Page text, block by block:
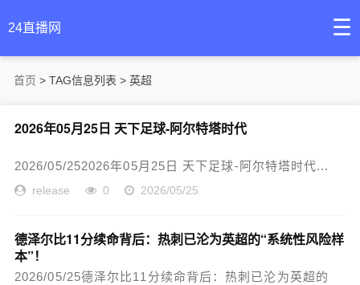
24直播网 ☰
首页 > TAG信息列表 > 英超
2026年05月25日 天下足球-阿尔特塔时代
2026/05/252026年05月25日 天下足球-阿尔特塔时代...
release 0 2026/05/25
德泽尔比11分续命背后：热刺已沦为英超的“系统性风险样
本”！
2026/05/25德泽尔比11分续命背后：热刺已沦为英超的